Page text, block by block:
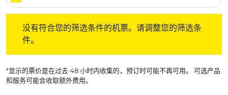
没有符合您的筛选条件的机票。请调整您的筛选条
件。
*显示的票价是在过去 48 小时内收集的，预订时可能不再可用。 可选产品
和服务可能会收取额外费用。